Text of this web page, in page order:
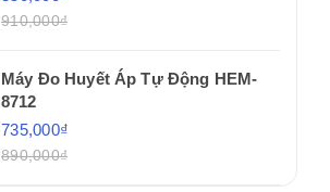
910,000₫
Máy Đo Huyết Áp Tự Động HEM-
8712
735,000₫
890,000₫